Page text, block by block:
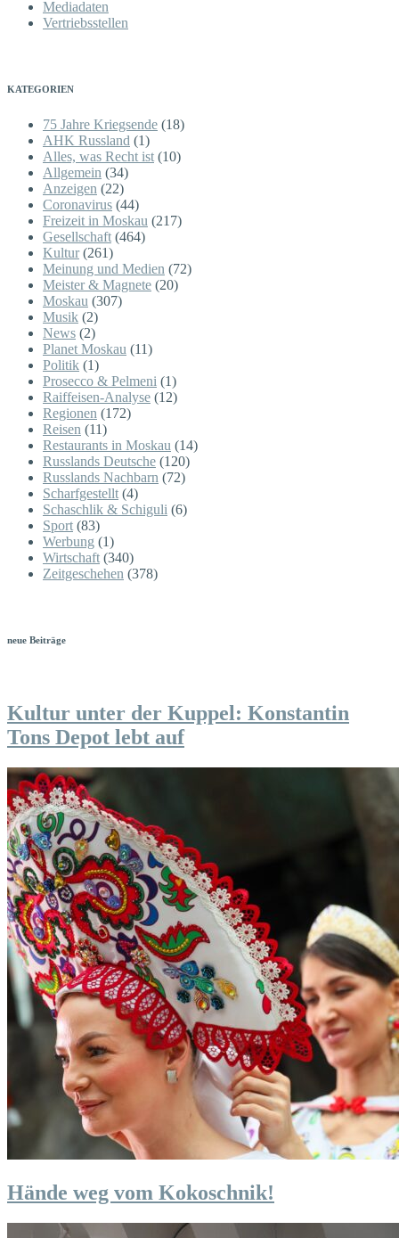
Mediadaten
Vertriebsstellen
KATEGORIEN
75 Jahre Kriegsende (18)
AHK Russland (1)
Alles, was Recht ist (10)
Allgemein (34)
Anzeigen (22)
Coronavirus (44)
Freizeit in Moskau (217)
Gesellschaft (464)
Kultur(261)
Meinung und Medien (72)
Meister & Magnete (20)
Moskau (307)
Musik (2)
News (2)
Planet Moskau (11)
Politik (1)
Prosecco & Pelmeni (1)
Raiffeisen-Analyse (12)
Regionen (172)
Reisen (11)
Restaurants in Moskau (14)
Russlands Deutsche (120)
Russlands Nachbarn (72)
Scharfgestellt (4)
Schaschlik & Schiguli (6)
Sport (83)
Werbung (1)
Wirtschaft (340)
Zeitgeschehen (378)
neue Beiträge
Kultur unter der Kuppel: Konstantin
Tons Depot lebt auf
Hände weg vom Kokoschnik!